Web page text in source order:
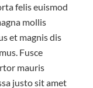
felis euismod
mollis
et magnis dis
Fusce
mauris
justo sit amet